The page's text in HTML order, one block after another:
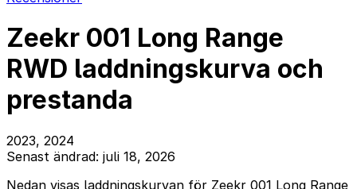
Zeekr 001 Long Range
RWD laddningskurva och
prestanda
2023, 2024
Senast ändrad: juli 18, 2026
Nedan visas laddningskurvan för Zeekr 001 Long Range